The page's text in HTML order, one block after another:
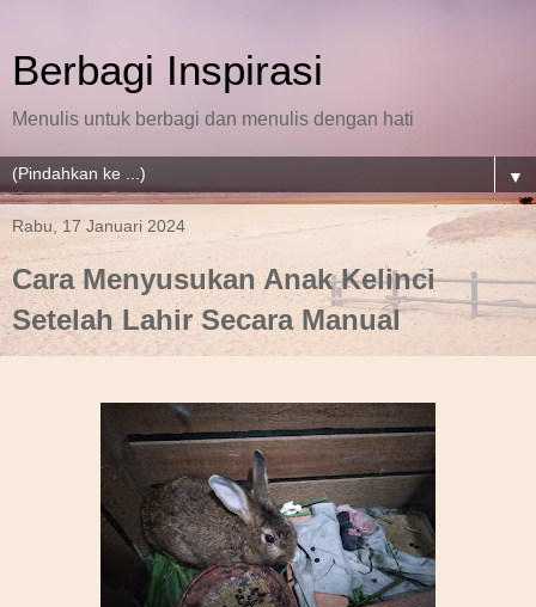
Berbagi Inspirasi
Menulis untuk berbagi dan menulis dengan hati
▼
Rabu, 17 Januari 2024
Cara Menyusukan Anak Kelinci
Setelah Lahir Secara Manual